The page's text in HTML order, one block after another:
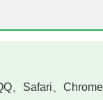
、Safari、